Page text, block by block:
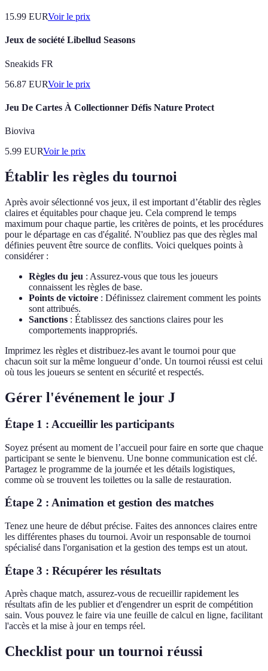
15.99 EURVoir le prix
Jeux de société Libellud Seasons
Sneakids FR
56.87 EURVoir le prix
Jeu De Cartes À Collectionner Défis Nature Protect
Bioviva
5.99 EURVoir le prix
Établir les règles du tournoi
Après avoir sélectionné vos jeux, il est important d’établir des règles
claires et équitables pour chaque jeu. Cela comprend le temps
maximum pour chaque partie, les critères de points, et les procédures
pour le départage en cas d'égalité. N'oubliez pas que des règles mal
définies peuvent être source de conflits. Voici quelques points à
considérer :
Règles du jeu : Assurez-vous que tous les joueurs
connaissent les règles de base.
Points de victoire : Définissez clairement comment les points
sont attribués.
Sanctions : Établissez des sanctions claires pour les
comportements inappropriés.
Imprimez les règles et distribuez-les avant le tournoi pour que
chacun soit sur la même longueur d’onde. Un tournoi réussi est celui
où tous les joueurs se sentent en sécurité et respectés.
Gérer l'événement le jour J
Étape 1 : Accueillir les participants
Soyez présent au moment de l’accueil pour faire en sorte que chaque
participant se sente le bienvenu. Une bonne communication est clé.
Partagez le programme de la journée et les détails logistiques,
comme où se trouvent les toilettes ou la salle de restauration.
Étape 2 : Animation et gestion des matches
Tenez une heure de début précise. Faites des annonces claires entre
les différentes phases du tournoi. Avoir un responsable de tournoi
spécialisé dans l'organisation et la gestion des temps est un atout.
Étape 3 : Récupérer les résultats
Après chaque match, assurez-vous de recueillir rapidement les
résultats afin de les publier et d'engendrer un esprit de compétition
sain. Vous pouvez le faire via une feuille de calcul en ligne, facilitant
l'accès et la mise à jour en temps réel.
Checklist pour un tournoi réussi